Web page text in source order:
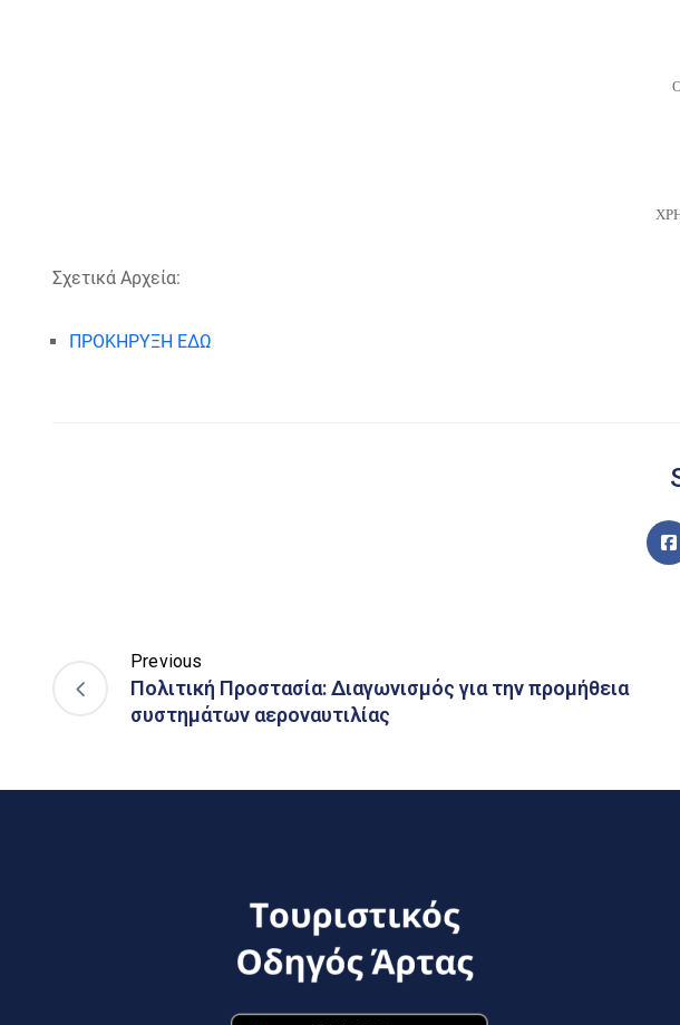
Σχετικά Αρχεία:
ΠΡΟΚΗΡΥΞΗ ΕΔΩ
Previous
Πολιτική Προστασία: Διαγωνισμός για την προμήθεια
συστημάτων αεροναυτιλίας